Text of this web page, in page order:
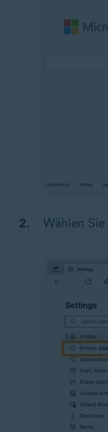
Wählen Sie